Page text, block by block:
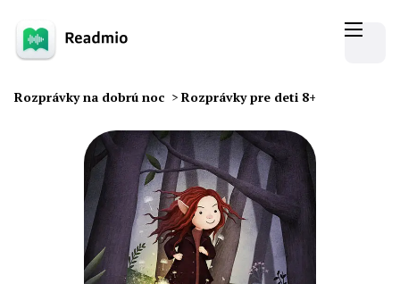
Rozprávky na dobrú noc > Rozprávky pre deti 8+